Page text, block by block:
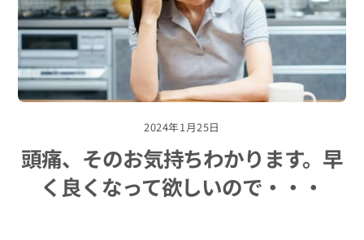
2024年1月25日
頭痛、そのお気持ちわかります。早
く良くなって欲しいので・・・